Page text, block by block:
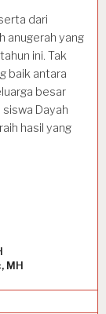
dari
anugerah yang
ini. Tak
baik antara
besar
Dayah
hasil yang
MH